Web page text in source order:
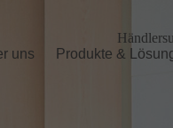
uns Produkte &